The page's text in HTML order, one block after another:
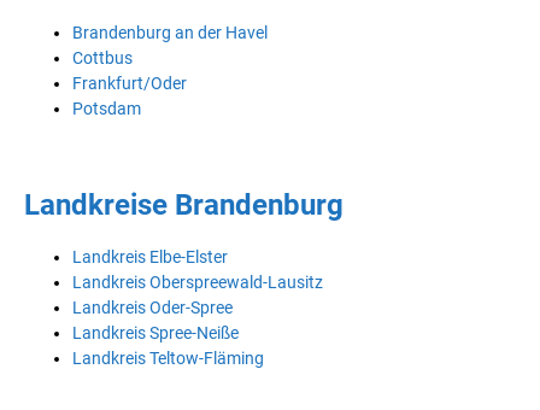
Brandenburg an der Havel
Cottbus
Frankfurt/Oder
Potsdam
Landkreise Brandenburg
Landkreis Elbe-Elster
Landkreis Oberspreewald-Lausitz
Landkreis Oder-Spree
Landkreis Spree-Neiße
Landkreis Teltow-Fläming